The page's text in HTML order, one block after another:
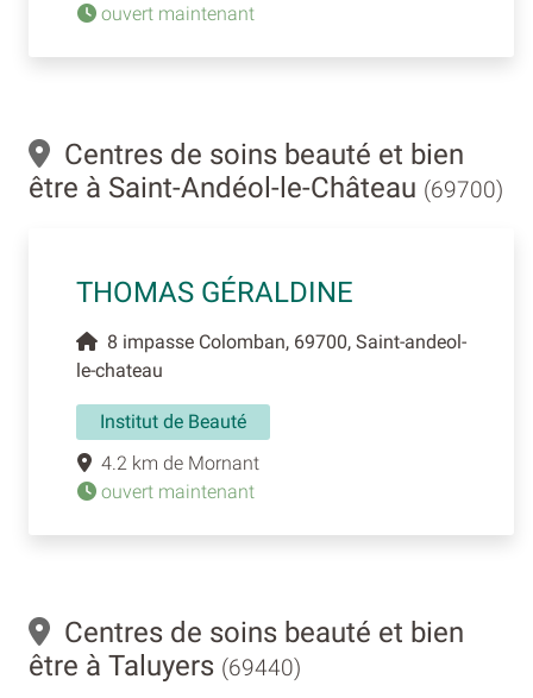
ouvert maintenant
Centres de soins beauté et bien
être à Saint-Andéol-le-Château (69700)
THOMAS GÉRALDINE
8 impasse Colomban, 69700, Saint-andeol-
le-chateau
Institut de Beauté
4.2 km de Mornant
ouvert maintenant
Centres de soins beauté et bien
être à Taluyers (69440)